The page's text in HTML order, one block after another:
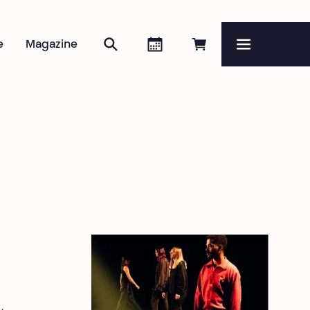
Réserver en ligne
Agenda
Rechercher
Magazine